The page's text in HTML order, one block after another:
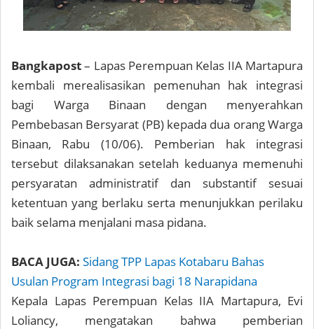
Bangkapost– Lapas Perempuan Kelas IIA Martapura
kembali merealisasikan pemenuhan hak integrasi
bagi Warga Binaan dengan menyerahkan
Pembebasan Bersyarat (PB) kepada dua orang Warga
Binaan, Rabu (10/06). Pemberian hak integrasi
tersebut dilaksanakan setelah keduanya memenuhi
persyaratan administratif dan substantif sesuai
ketentuan yang berlaku serta menunjukkan perilaku
baik selama menjalani masa pidana.
BACA JUGA: Sidang TPP Lapas Kotabaru Bahas
Usulan Program Integrasi bagi 18 Narapidana
Kepala Lapas Perempuan Kelas IIA Martapura, Evi
Loliancy, mengatakan bahwa pemberian